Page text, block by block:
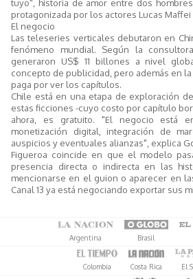
protagonizada por los actores Lucas Maffei
El negocio
Las teleseries verticales debutaron en
fenómeno mundial. Según la
generaron US$ 11 billones a nivel
concepto de publicidad, pero además en
paga por ver los capítulos.
Chile está en una etapa de exploración
estas ficciones -cuyo costo por capítulo
ahora, es gratuito. "El negocio está
monetización digital, integración de
auspicios y eventuales alianzas", explica
Figueroa coincide en que el modelo
presencia directa o indirecta en las
mencionarse en el guion o aparecer en
Canal 13 ya está negociando exportar sus
Argentina Brasil
Colombia Costa Rica El